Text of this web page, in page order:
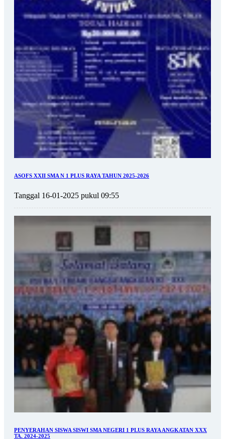
ASOFS XXII SMA N 1 PLUS RAYA TAHUN 2025-2026
Tanggal 16-01-2025 pukul 09:55
PENYERAHAN SISWA SISWI SMA NEGERI 1 PLUS RAYA ANGKATAN XXX
TA. 2024-2025